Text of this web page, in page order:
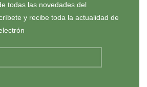
todas las novedades del
y recibe toda la actualidad de